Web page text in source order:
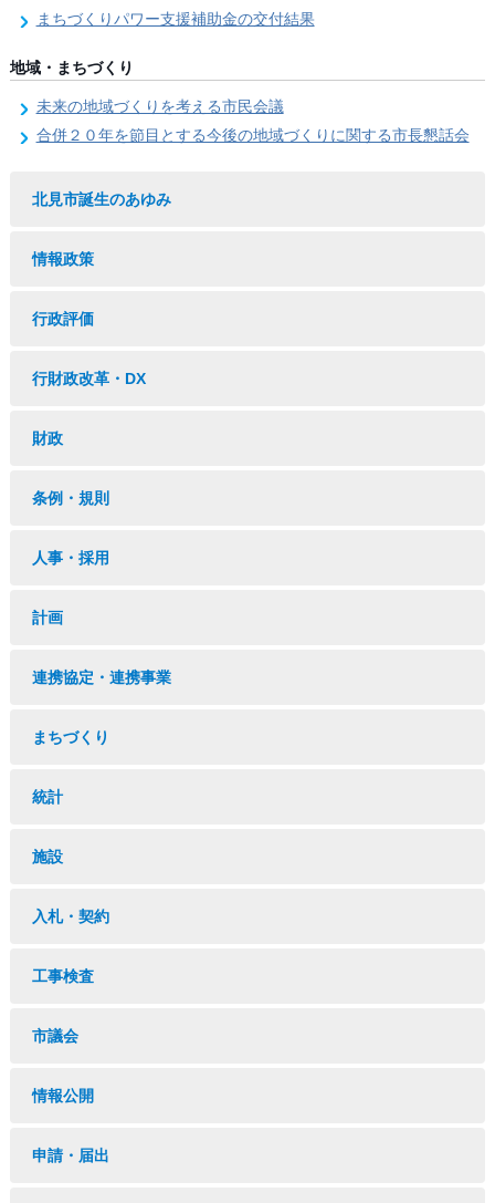
まちづくりパワー支援補助金の交付結果
地域・まちづくり
未来の地域づくりを考える市民会議
合併２０年を節目とする今後の地域づくりに関する市長懇話会
北見市誕生のあゆみ
情報政策
行政評価
行財政改革・DX
財政
条例・規則
人事・採用
計画
連携協定・連携事業
まちづくり
統計
施設
入札・契約
工事検査
市議会
情報公開
申請・届出